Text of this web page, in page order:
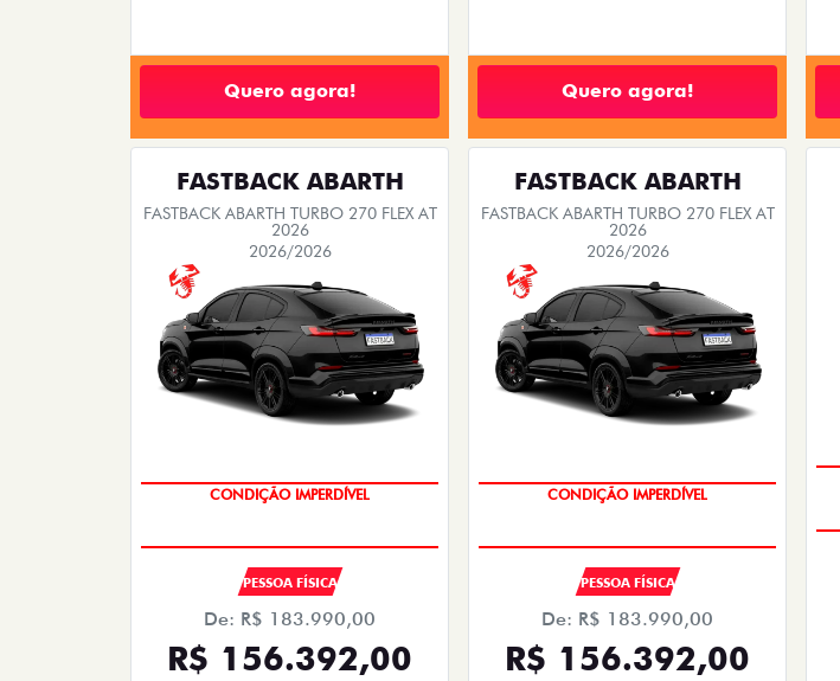
Quero agora! Quero agora!
FASTBACK ABARTH
FASTBACK ABARTH TURBO 270 FLEX AT
2026
2026/2026
CONDIÇÃO IMPERDÍVEL
PESSOA FÍSICA
De: R$ 183.990,00
R$ 156.392,00
FASTBACK ABARTH
FASTBACK ABARTH TURBO 270 FLEX AT
2026
2026/2026
CONDIÇÃO IMPERDÍVEL
PESSOA FÍSICA
De: R$ 183.990,00
R$ 156.392,00